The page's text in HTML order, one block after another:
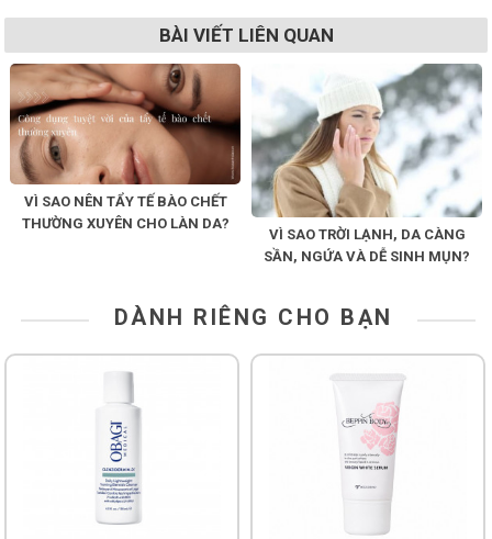
BÀI VIẾT LIÊN QUAN
VÌ SAO NÊN TẨY TẾ BÀO CHẾT
THƯỜNG XUYÊN CHO LÀN DA?
VÌ SAO TRỜI LẠNH, DA CÀNG
SẦN, NGỨA VÀ DỄ SINH MỤN?
DÀNH RIÊNG CHO BẠN